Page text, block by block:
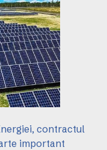
contractul
important